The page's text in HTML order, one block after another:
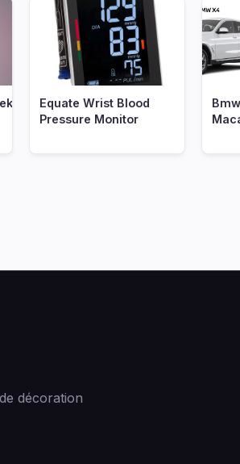
Equate Wrist Blood
Pressure Monitor
décoration